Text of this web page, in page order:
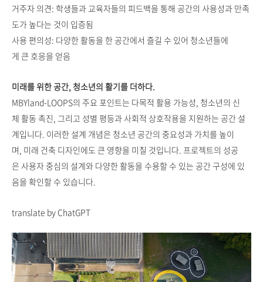
거주자 의견: 학생들과 교육자들의 피드백을 통해 공간의 사용성과 만족
도가 높다는 것이 입증됨
사용 편의성: 다양한 활동을 한 공간에서 즐길 수 있어 청소년들에
게 큰 호응을 얻음
미래를 위한 공간, 청소년의 활기를 더하다.
MBYland-LOOPS의 주요 포인트는 다목적 활용 가능성, 청소년의 신
체 활동 촉진, 그리고 성별 평등과 사회적 상호작용을 지원하는 공간 설
계입니다. 이러한 설계 개념은 청소년 공간의 중요성과 가치를 높이
며, 미래 건축 디자인에도 큰 영향을 미칠 것입니다. 프로젝트의 성공
은 사용자 중심의 설계와 다양한 활동을 수용할 수 있는 공간 구성에 있
음을 확인할 수 있습니다.
translate by ChatGPT